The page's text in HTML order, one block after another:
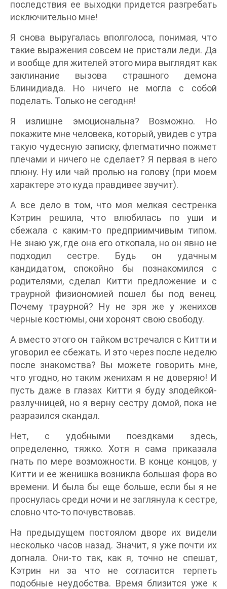
последствия ее выходки придется разгребать
исключительно мне!
Я снова выругалась вполголоса, понимая, что
такие выражения совсем не пристали леди. Да
и вообще для жителей этого мира выглядят как
заклинание вызова страшного демона
Блинидиада. Но ничего не могла с собой
поделать. Только не сегодня!
Я излишне эмоциональна? Возможно. Но
покажите мне человека, который, увидев с утра
такую чудесную записку, флегматично пожмет
плечами и ничего не сделает? Я первая в него
плюну. Ну или чай пролью на голову (при моем
характере это куда правдивее звучит).
А все дело в том, что моя мелкая сестренка
Кэтрин решила, что влюбилась по уши и
сбежала с каким-то предприимчивым типом.
Не знаю уж, где она его откопала, но он явно не
подходил сестре. Будь он удачным
кандидатом, спокойно бы познакомился с
родителями, сделал Китти предложение и с
траурной физиономией пошел бы под венец.
Почему траурной? Ну не зря же у женихов
черные костюмы, они хоронят свою свободу.
А вместо этого он тайком встречался с Китти и
уговорил ее сбежать. И это через после неделю
после знакомства? Вы можете говорить мне,
что угодно, но таким женихам я не доверяю! И
пусть даже в глазах Китти я буду злодейкой-
разлучницей, но я верну сестру домой, пока не
разразился скандал.
Нет, с удобными поездками здесь,
определенно, тяжко. Хотя я сама приказала
гнать по мере возможности. В конце концов, у
Китти и ее женишка возникла большая фора во
времени. И была бы еще больше, если бы я не
проснулась среди ночи и не заглянула к сестре,
словно что-то почувствовав.
На предыдущем постоялом дворе их видели
несколько часов назад. Значит, я уже почти их
догнала. Они-то так, как я, точно не спешат,
Кэтрин ни за что не согласится терпеть
подобные неудобства. Время близится уже к